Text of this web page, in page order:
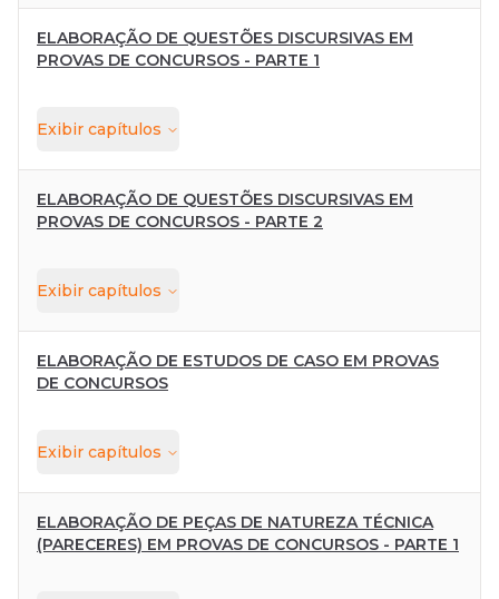
ELABORAÇÃO DE QUESTÕES DISCURSIVAS EM
PROVAS DE CONCURSOS - PARTE 1
Exibir capítulos
ELABORAÇÃO DE QUESTÕES DISCURSIVAS EM
PROVAS DE CONCURSOS - PARTE 2
Exibir capítulos
ELABORAÇÃO DE ESTUDOS DE CASO EM PROVAS
DE CONCURSOS
Exibir capítulos
ELABORAÇÃO DE PEÇAS DE NATUREZA TÉCNICA
(PARECERES) EM PROVAS DE CONCURSOS - PARTE 1